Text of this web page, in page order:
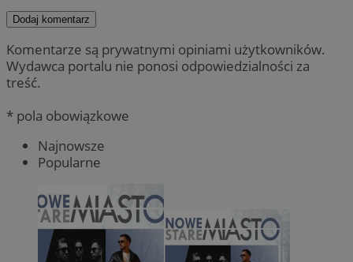
Dodaj komentarz
Komentarze są prywatnymi opiniami użytkowników.
Wydawca portalu nie ponosi odpowiedzialności za
treść.
* pola obowiązkowe
Najnowsze
Popularne